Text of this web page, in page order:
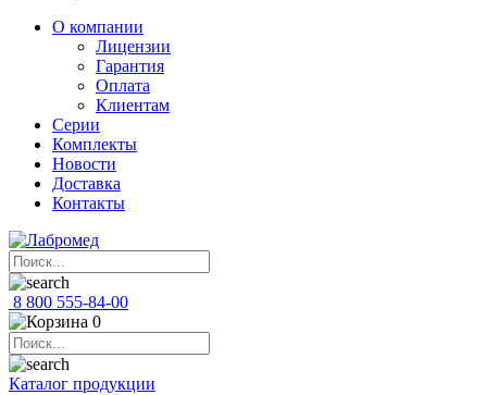
О компании
Лицензии
Гарантия
Оплата
Клиентам
Серии
Комплекты
Новости
Доставка
Контакты
8 800 555-84-00
0
Каталог продукции